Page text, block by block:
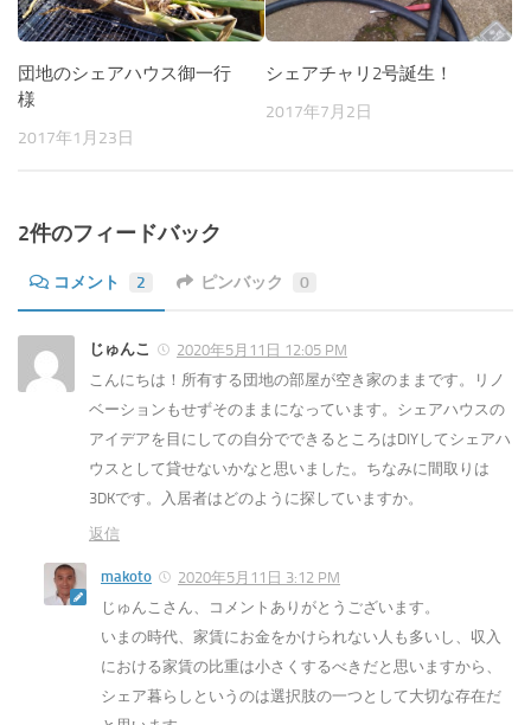
団地のシェアハウス御一行
様
2017年1月23日
シェアチャリ2号誕生！
2017年7月2日
2件のフィードバック
コメント 2 ピンバック 0
じゅんこ
2020年5月11日 12:05 PM
こんにちは！所有する団地の部屋が空き家のままです。リノ
ベーションもせずそのままになっています。シェアハウスの
アイデアを目にしての自分でできるところはDIYしてシェアハ
ウスとして貸せないかなと思いました。ちなみに間取りは
3DKです。入居者はどのように探していますか。
返信
makoto
2020年5月11日 3:12 PM
じゅんこさん、コメントありがとうございます。
いまの時代、家賃にお金をかけられない人も多いし、収入
における家賃の比重は小さくするべきだと思いますから、
シェア暮らしというのは選択肢の一つとして大切な存在だ